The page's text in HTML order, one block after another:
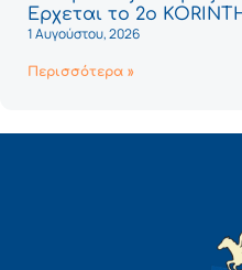
Έρχεται το 2ο
1 Αυγούστου, 2026
Περισσότερα »